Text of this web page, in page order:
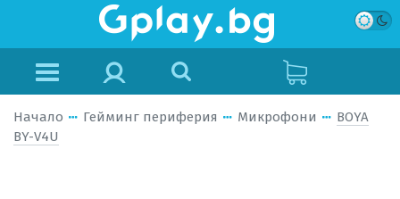
Начало Гейминг периферия Микрофони
BOYA
BY-V4U